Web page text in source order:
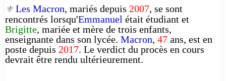
⚜️ Les Macron, mariés depuis 2007, se sont
rencontrés lorsqu'Emmanuel était étudiant et
Brigitte, mariée et mère de trois enfants,
enseignante dans son lycée. Macron, 47 ans, est en
poste depuis 2017. Le verdict du procès en cours
devrait être rendu ultérieurement.